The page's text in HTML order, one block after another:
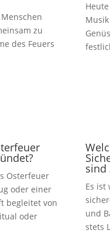
zu
des Feuers
Osterfeuer
oder einer
begleitet von
oder
sind
Es ist
und
stets